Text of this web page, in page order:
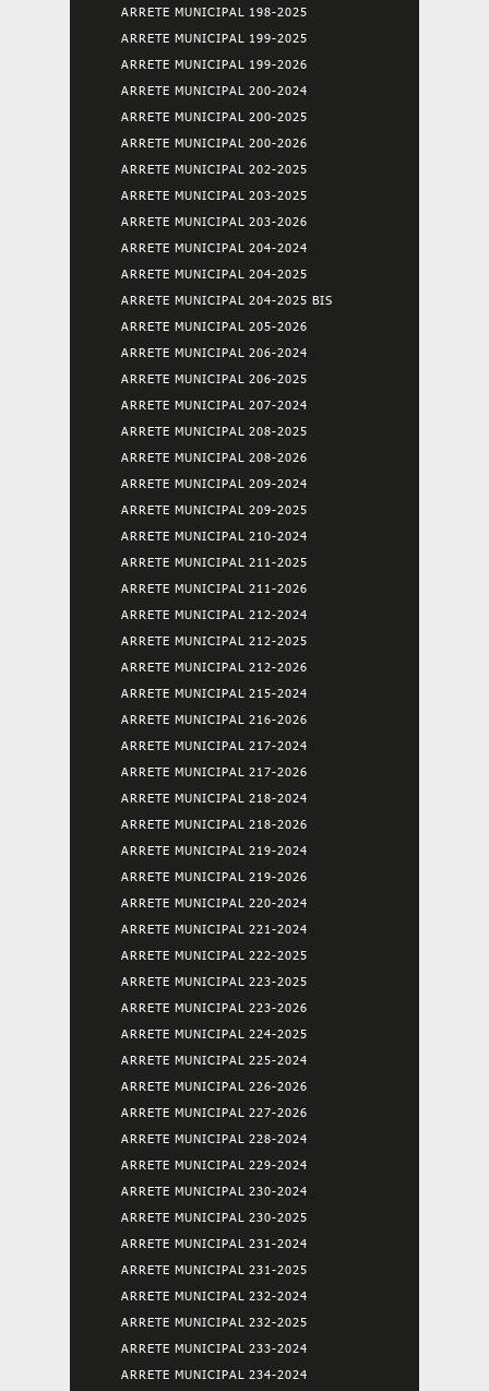
ARRETE MUNICIPAL 198-2025
ARRETE MUNICIPAL 199-2025
ARRETE MUNICIPAL 199-2026
ARRETE MUNICIPAL 200-2024
ARRETE MUNICIPAL 200-2025
ARRETE MUNICIPAL 200-2026
ARRETE MUNICIPAL 202-2025
ARRETE MUNICIPAL 203-2025
ARRETE MUNICIPAL 203-2026
ARRETE MUNICIPAL 204-2024
ARRETE MUNICIPAL 204-2025
ARRETE MUNICIPAL 204-2025 BIS
ARRETE MUNICIPAL 205-2026
ARRETE MUNICIPAL 206-2024
ARRETE MUNICIPAL 206-2025
ARRETE MUNICIPAL 207-2024
ARRETE MUNICIPAL 208-2025
ARRETE MUNICIPAL 208-2026
ARRETE MUNICIPAL 209-2024
ARRETE MUNICIPAL 209-2025
ARRETE MUNICIPAL 210-2024
ARRETE MUNICIPAL 211-2025
ARRETE MUNICIPAL 211-2026
ARRETE MUNICIPAL 212-2024
ARRETE MUNICIPAL 212-2025
ARRETE MUNICIPAL 212-2026
ARRETE MUNICIPAL 215-2024
ARRETE MUNICIPAL 216-2026
ARRETE MUNICIPAL 217-2024
ARRETE MUNICIPAL 217-2026
ARRETE MUNICIPAL 218-2024
ARRETE MUNICIPAL 218-2026
ARRETE MUNICIPAL 219-2024
ARRETE MUNICIPAL 219-2026
ARRETE MUNICIPAL 220-2024
ARRETE MUNICIPAL 221-2024
ARRETE MUNICIPAL 222-2025
ARRETE MUNICIPAL 223-2025
ARRETE MUNICIPAL 223-2026
ARRETE MUNICIPAL 224-2025
ARRETE MUNICIPAL 225-2024
ARRETE MUNICIPAL 226-2026
ARRETE MUNICIPAL 227-2026
ARRETE MUNICIPAL 228-2024
ARRETE MUNICIPAL 229-2024
ARRETE MUNICIPAL 230-2024
ARRETE MUNICIPAL 230-2025
ARRETE MUNICIPAL 231-2024
ARRETE MUNICIPAL 231-2025
ARRETE MUNICIPAL 232-2024
ARRETE MUNICIPAL 232-2025
ARRETE MUNICIPAL 233-2024
ARRETE MUNICIPAL 234-2024